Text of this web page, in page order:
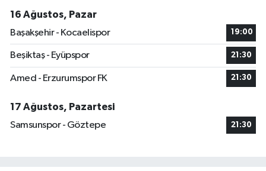
16 Ağustos, Pazar
Başakşehir - Kocaelispor
19:00
Beşiktaş - Eyüpspor 21:30
Amed - Erzurumspor FK 21:30
17 Ağustos, Pazartesi
Samsunspor - Göztepe
21:30